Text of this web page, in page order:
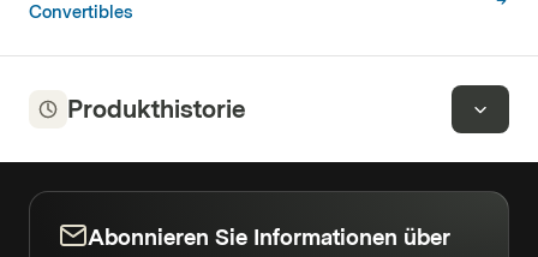
Convertibles
Produkthistorie
Abonnieren Sie Informationen über